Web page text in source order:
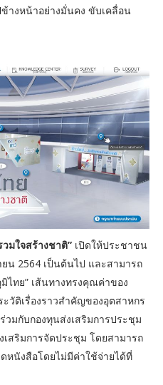
างหน้าอย่างมั่นคง ขับเคลื่อน
มใจสร้างชาติ” เปิดให้ประชาชน
น 2564 เป็นต้นไป และสามารถ
ทย” เส้นทางทรงคุณค่าของ
วัติเรื่องราวสำคัญของอุตสาหกร
มกับกองทุนส่งเสริมการประชุม
สริมการจัดประชุม โดยสามารถ
หนังสือโดยไม่มีค่าใช้จ่ายได้ที่